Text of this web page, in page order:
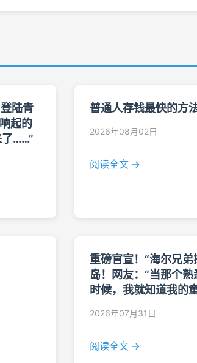
陆青
起的
了……”
普通人存钱最快的方
2026年08月02日
阅读全文 →
重磅官宣！“海尔兄
岛！网友：“当那个
时候，我就知道我的
2026年07月31日
阅读全文 →